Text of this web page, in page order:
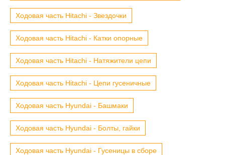
Ходовая часть Hitachi - Звездочки
Ходовая часть Hitachi - Катки опорные
Ходовая часть Hitachi - Натяжители цепи
Ходовая часть Hitachi - Цепи гусеничные
Ходовая часть Hyundai - Башмаки
Ходовая часть Hyundai - Болты, гайки
Ходовая часть Hyundai - Гусеницы в сборе